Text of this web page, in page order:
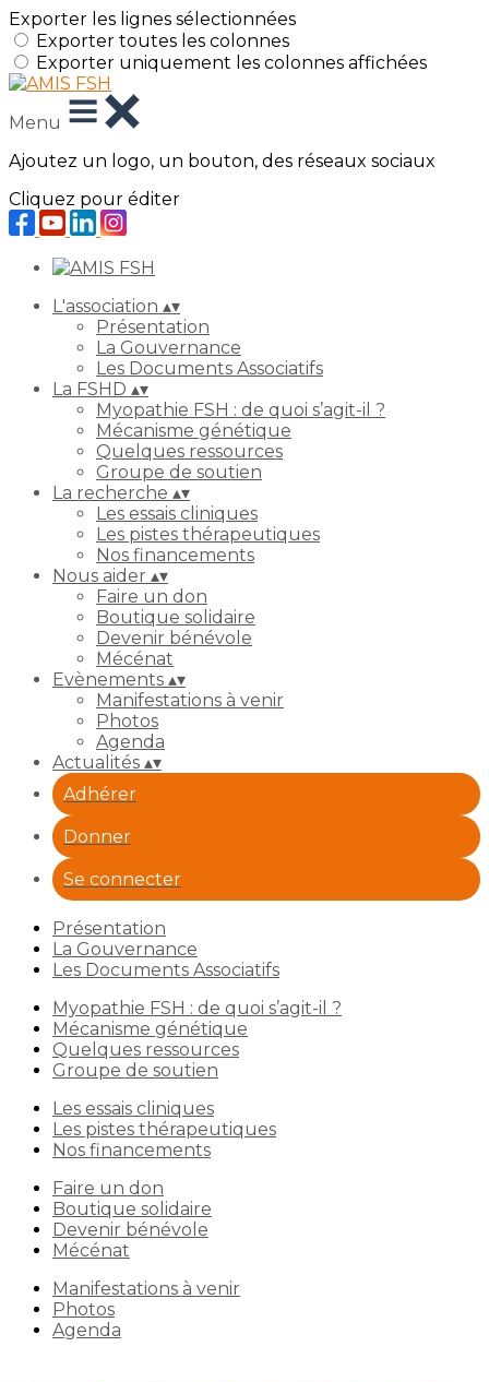
Exporter les lignes sélectionnées
Exporter toutes les colonnes
Exporter uniquement les colonnes affichées
Menu
Ajoutez un logo, un bouton, des réseaux sociaux
Cliquez pour éditer
L'association ▴▾
Présentation
La Gouvernance
Les Documents Associatifs
La FSHD ▴▾
Myopathie FSH : de quoi s’agit-il ?
Mécanisme génétique
Quelques ressources
Groupe de soutien
La recherche ▴▾
Les essais cliniques
Les pistes thérapeutiques
Nos financements
Nous aider ▴▾
Faire un don
Boutique solidaire
Devenir bénévole
Mécénat
Evènements ▴▾
Manifestations à venir
Photos
Agenda
Actualités ▴▾
Adhérer
Donner
Se connecter
Présentation
La Gouvernance
Les Documents Associatifs
Myopathie FSH : de quoi s’agit-il ?
Mécanisme génétique
Quelques ressources
Groupe de soutien
Les essais cliniques
Les pistes thérapeutiques
Nos financements
Faire un don
Boutique solidaire
Devenir bénévole
Mécénat
Manifestations à venir
Photos
Agenda